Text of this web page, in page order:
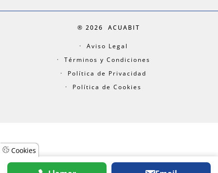
® 2026ACUABIT
Aviso Legal
Términos y Condiciones
Política de Privacidad
Política de Cookies
Cookies